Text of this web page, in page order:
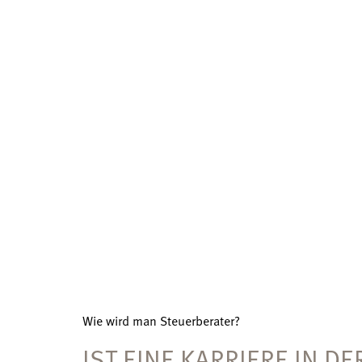
Wie wird man Steuerberater?